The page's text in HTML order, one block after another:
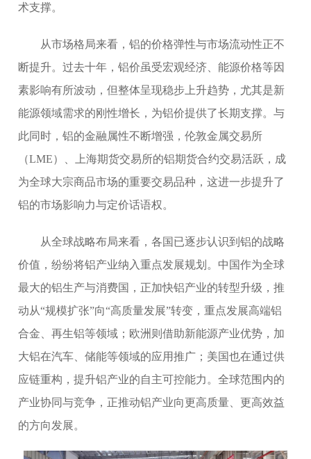
术支撑。
从市场格局来看，铝的价格弹性与市场流动性正不
断提升。过去十年，铝价虽受宏观经济、能源价格等因
素影响有所波动，但整体呈现稳步上升趋势，尤其是新
能源领域需求的刚性增长，为铝价提供了长期支撑。与
此同时，铝的金融属性不断增强，伦敦金属交易所
（LME）、上海期货交易所的铝期货合约交易活跃，成
为全球大宗商品市场的重要交易品种，这进一步提升了
铝的市场影响力与定价话语权。
从全球战略布局来看，各国已逐步认识到铝的战略
价值，纷纷将铝产业纳入重点发展规划。中国作为全球
最大的铝生产与消费国，正加快铝产业的转型升级，推
动从“规模扩张”向“高质量发展”转变，重点发展高端铝
合金、再生铝等领域；欧洲则借助新能源产业优势，加
大铝在汽车、储能等领域的应用推广；美国也在通过供
应链重构，提升铝产业的自主可控能力。全球范围内的
产业协同与竞争，正推动铝产业向更高质量、更高效益
的方向发展。